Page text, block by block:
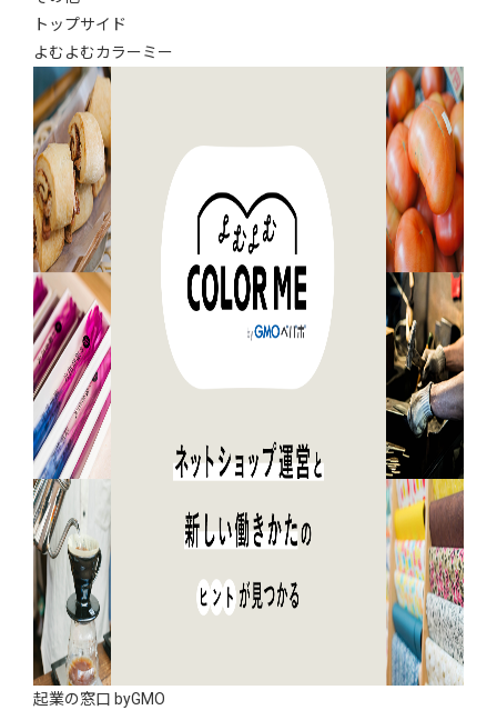
トップサイド
よむよむカラーミー
起業の窓口 byGMO